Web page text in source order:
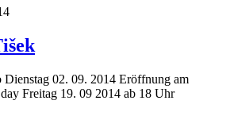
02. 09. 2014 Eröffnung am
Freitag 19. 09 2014 ab 18 Uhr